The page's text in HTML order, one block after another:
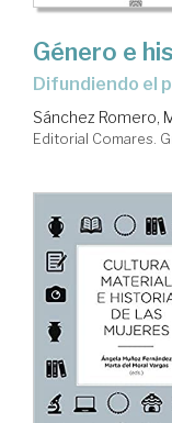
Género e
difundiendo el
Sánchez Romero,
Editorial Comares.